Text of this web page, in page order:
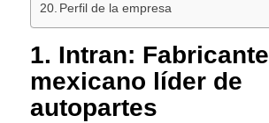
Perfil de la empresa
1. Intran: Fabricante
mexicano líder de
autopartes